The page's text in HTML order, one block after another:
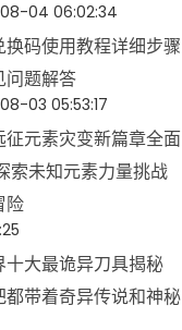
04 06:02:34
换码使用教程详细步骤
问题解答
03 05:53:17
征元素灾变新篇章全面
索未知元素力量挑战
险
十大最诡异刀具揭秘
都带着奇异传说和神秘